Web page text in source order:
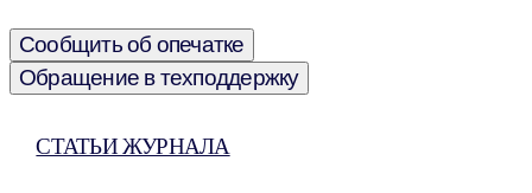
Сообщить об опечатке
Обращение в техподдержку
СТАТЬИ ЖУРНАЛА